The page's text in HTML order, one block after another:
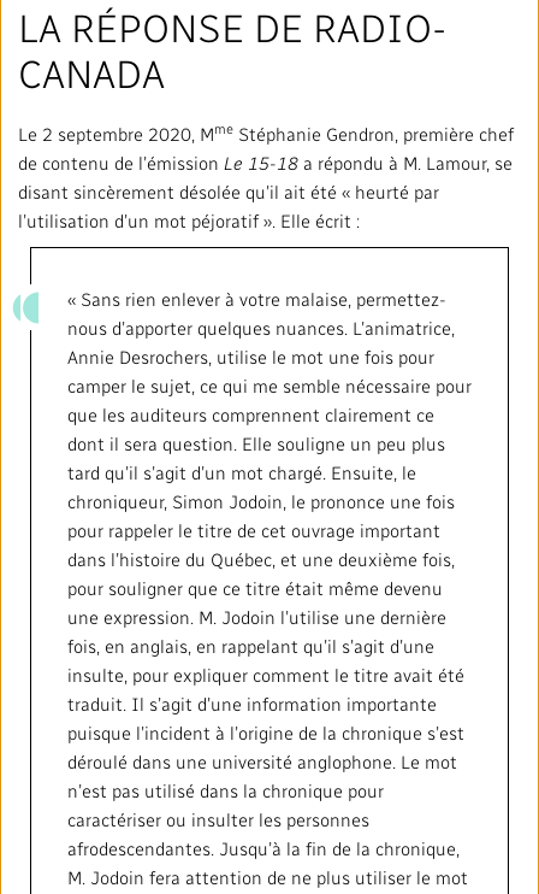
LA RÉPONSE DE RADIO-
CANADA
Le 2 septembre 2020, Mme Stéphanie Gendron, première chef
de contenu de l’émission Le 15-18 a répondu à M. Lamour, se
disant sincèrement désolée qu’il ait été « heurté par
l’utilisation d’un mot péjoratif ». Elle écrit :
« Sans rien enlever à votre malaise, permettez-
nous d’apporter quelques nuances. L’animatrice,
Annie Desrochers, utilise le mot une fois pour
camper le sujet, ce qui me semble nécessaire pour
que les auditeurs comprennent clairement ce
dont il sera question. Elle souligne un peu plus
tard qu’il s’agit d’un mot chargé. Ensuite, le
chroniqueur, Simon Jodoin, le prononce une fois
pour rappeler le titre de cet ouvrage important
dans l’histoire du Québec, et une deuxième fois,
pour souligner que ce titre était même devenu
une expression. M. Jodoin l’utilise une dernière
fois, en anglais, en rappelant qu’il s’agit d’une
insulte, pour expliquer comment le titre avait été
traduit. Il s’agit d’une information importante
puisque l’incident à l’origine de la chronique s’est
déroulé dans une université anglophone. Le mot
n’est pas utilisé dans la chronique pour
caractériser ou insulter les personnes
afrodescendantes. Jusqu’à la fin de la chronique,
M. Jodoin fera attention de ne plus utiliser le mot